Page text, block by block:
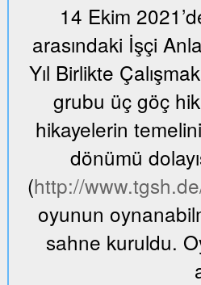
14 Ekim
arasındaki İşçi
Yıl Birlikte
grubu üç göç
hikayelerin
dönümü
(http://
oyunun
sahne kuruldu.